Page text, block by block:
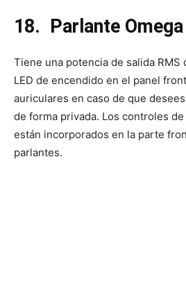
18. Parlante
Tiene una potencia de salida RMS
LED de encendido en el panel
auriculares en caso de que
de forma privada. Los controles
están incorporados en la parte
parlantes.